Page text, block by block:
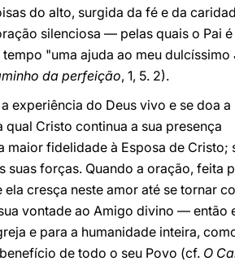
do alto, surgida da fé e da
silenciosa — pelas quais o Pai é
"uma ajuda ao meu dulcíssimo
da perfeição, 1, 5. 2).
experiência do Deus vivo e se doa a
Cristo continua a sua presença
maior fidelidade à Esposa de Cristo;
forças. Quando a oração, feita
cresça neste amor até se tornar
vontade ao Amigo divino — então
e para a humanidade inteira,
de todo o seu Povo (cf. O